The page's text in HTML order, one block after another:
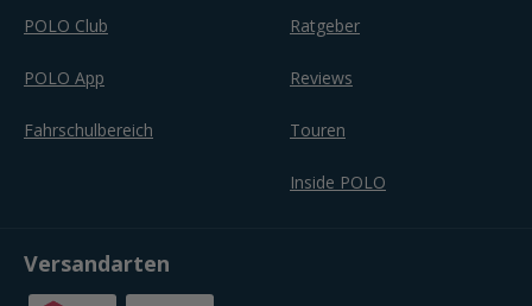
POLO Club
POLO App
Fahrschulbereich
Ratgeber
Reviews
Touren
Inside POLO
Versandarten